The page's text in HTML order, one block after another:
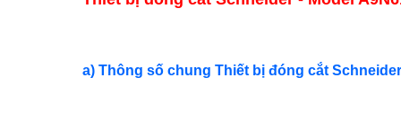
a) Thông số chung Thiết bị đóng cắt Schneider